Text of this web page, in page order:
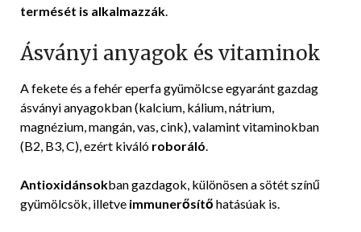
termését is alkalmazzák
Ásványi anyagok és vitaminok
A fekete és a fehér eperfa gyümölcse egyaránt gazdag
ásványi anyagokban (kalcium, kálium, nátrium,
magnézium, mangán, vas, cink), valamint vitaminokban
(B2, B3, C), ezért kiváló roboráló
Antioxidánsokban gazdagok, különösen a sötét színű
gyümölcsök, illetve immunerősítő hatásúak is.